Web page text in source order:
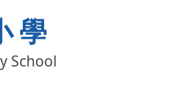
學
School